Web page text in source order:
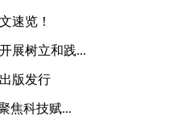
速览！
展树立和践...
版发行
焦科技赋...